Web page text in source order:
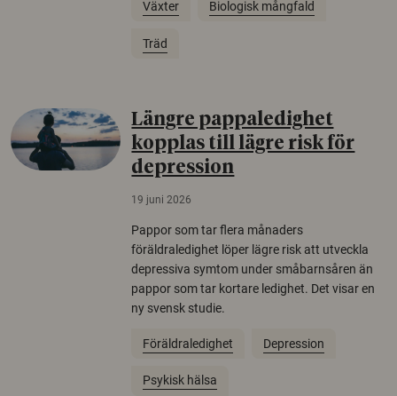
Växter Biologisk mångfald
Träd
Längre pappaledighet
kopplas till lägre risk för
depression
19 juni 2026
Pappor som tar flera månaders
föräldraledighet löper lägre risk att utveckla
depressiva symtom under småbarnsåren än
pappor som tar kortare ledighet. Det visar en
ny svensk studie.
Föräldraledighet Depression
Psykisk hälsa